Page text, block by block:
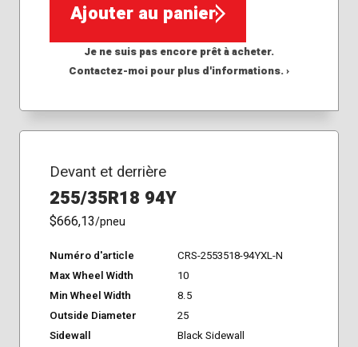
Ajouter au panier
Je ne suis pas encore prêt à acheter.
Contactez-moi pour plus d'informations. ›
Devant et derrière
255/35R18 94Y
$666,13/pneu
Numéro d'article
CRS-2553518-94YXL-N
Max Wheel Width
10
Min Wheel Width
8.5
Outside Diameter
25
Sidewall
Black Sidewall